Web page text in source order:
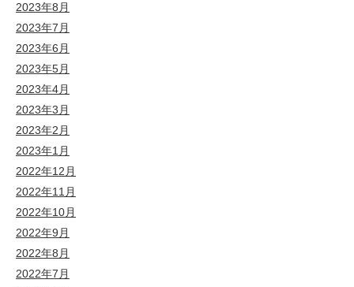
2023年8月
2023年7月
2023年6月
2023年5月
2023年4月
2023年3月
2023年2月
2023年1月
2022年12月
2022年11月
2022年10月
2022年9月
2022年8月
2022年7月